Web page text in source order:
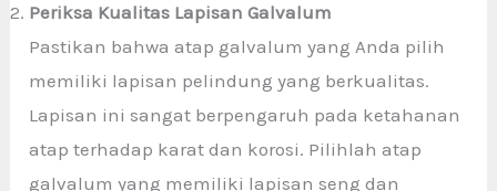
Periksa Kualitas Lapisan Galvalum
Pastikan bahwa atap galvalum yang Anda pilih
memiliki lapisan pelindung yang berkualitas.
Lapisan ini sangat berpengaruh pada ketahanan
atap terhadap karat dan korosi. Pilihlah atap
galvalum yang memiliki lapisan seng dan